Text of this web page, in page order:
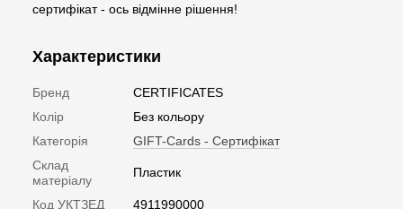
сертифікат - ось відмінне рішення!
Характеристики
Бренд
CERTIFICATES
Колір
Без кольору
Категорія
GIFT-Cards - Сертифікат
Склад
матеріалу
Пластик
Код УКТЗЕД
4911990000